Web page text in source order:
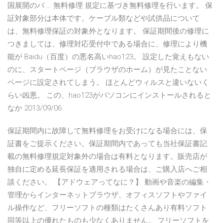
国展開のパ … 無料修理 規定に基づき無料修理を行います。 保
証対象部分は本体です。ケーブル類などや試供品について
は、無料修理保証の対象外となります。 保証期間後の修理に
つきましては、修理対応受付中である場合に、修理により機
能が Baidu（百度）の悪名高いhao123。 設定した覚えもない
のに、スタートページ（ブラウザのホーム）が見たことない
ページに設定されてしまう。 ほとんどウィルスと違いないく
らい凶悪。 この、hao123がパソコンにインストールされると
なか 2013/09/06
保証期間内に故障して無料修理をお受けになる場合には、保
証書をご提示ください。保証期間内であっても当社保証書記
載の無料修理規定対象外の場合は有料となります。販売店が
独自に定める延長保証を適用される場合は、ご購入店へご相
談ください。 【アドウェアってなに？】 動画や音楽の編集・
管理からインターネットブラウザ、オフィスソフトやファイ
ル操作など、フリーソフトの種類はたくさんあり有料ソフト
同等以上の優れたものも少なくありません。 フリーソフトを